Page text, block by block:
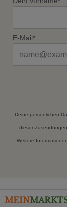
E-Mail*
Deine persönlichen
dieser
Weitere
MEIN